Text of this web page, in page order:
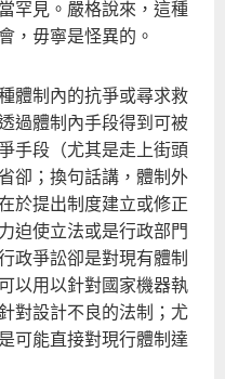
罕見。嚴格說來，這種
，毋寧是怪異的。
體制內的抗爭或尋求救
過體制內手段得到可被
手段（尤其是走上街頭
卻；換句話講，體制外
於提出制度建立或修正
迫使立法或是行政部門
政爭訟卻是對現有體制
以用以針對國家機器執
對設計不良的法制；尤
可能直接對現行體制達